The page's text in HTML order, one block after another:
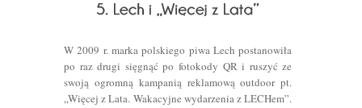
W 2009 r. marka polskiego piwa Lech postanowiła
po raz drugi sięgnąć po fotokody QR i ruszyć ze
swoją ogromną kampanią reklamową outdoor pt.
„Więcej z Lata. Wakacyjne wydarzenia z LECHem”.